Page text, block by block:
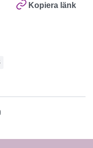
Kopiera länk